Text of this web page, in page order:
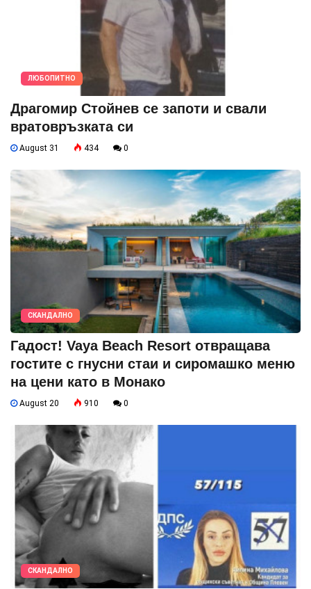
ЛЮБОПИТНО
Драгомир Стойнев се запоти и свали
вратовръзката си
August 31 434 0
СКАНДАЛНО
Гадост! Vaya Beach Resort отвращава
гостите с гнусни стаи и сиромашко меню
на цени като в Монако
August 20 910 0
СКАНДАЛНО